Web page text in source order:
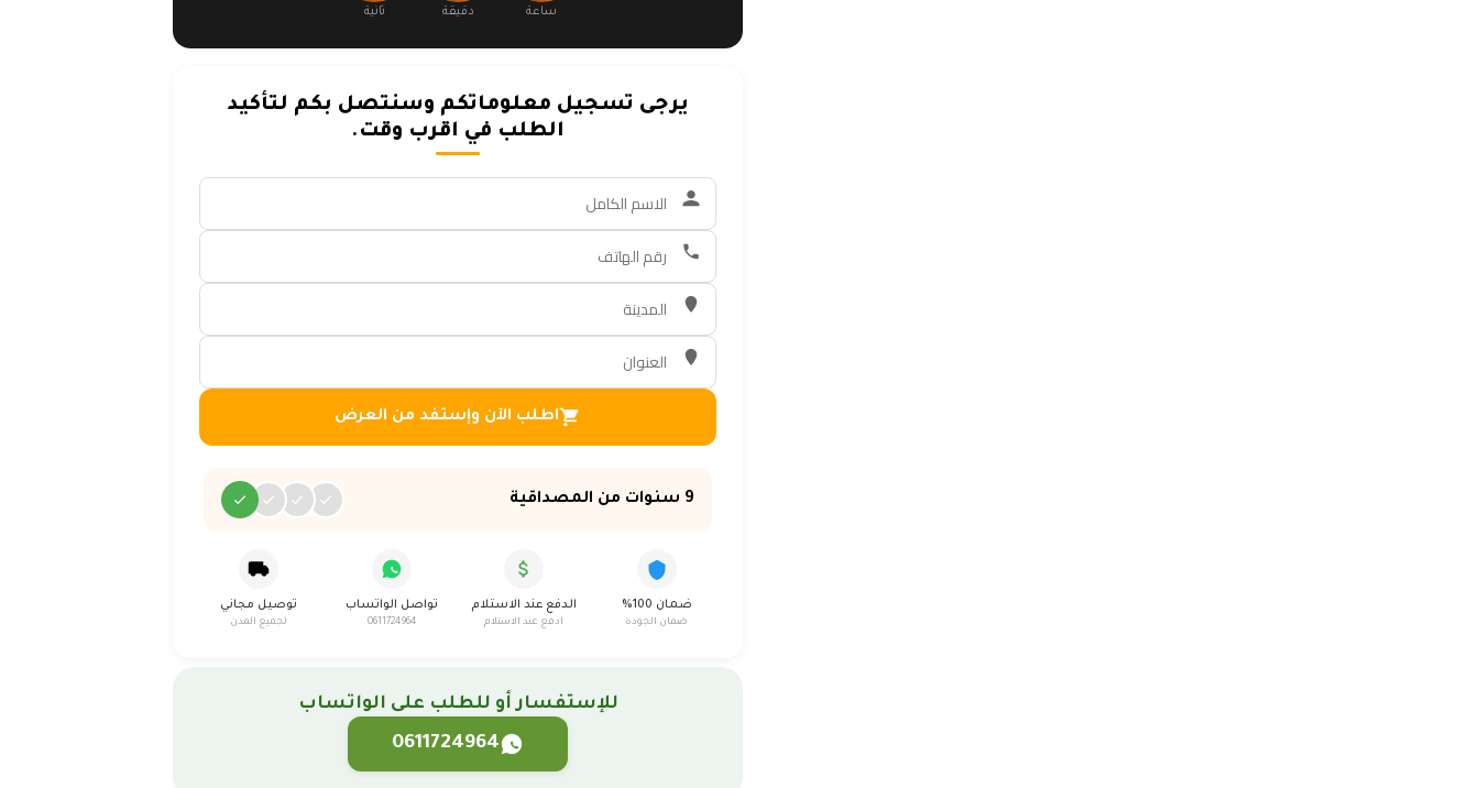
ساعة دقيقة ثانية
يرجى تسجيل معلوماتكم وسنتصل بكم لتأكيد
الطلب في اقرب وقت.
اطلب الآن وإستفد من العرض
9 سنوات من المصداقية
ضمان 100%
ضمان الجودة
الدفع عند الاستلام
ادفع عند الاستلام
تواصل الواتساب
0611724964
توصيل مجاني
لجميع المدن
للإستفسار أو للطلب على الواتساب
0611724964